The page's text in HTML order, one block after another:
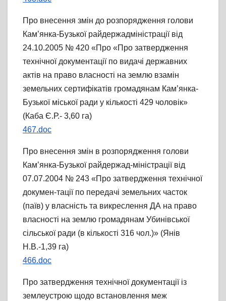
Про внесення змін до розпорядження голови
Кам’янка-Бузької райдержадміністрації від
24.10.2005 № 420 «Про «Про затвердження
технічної документації по видачі державних
актів на право власності на землю взамін
земельних сертифікатів громадянам Кам’янка-
Бузької міської ради у кількості 429 чоловік»
(Каба Є.Р.- 3,60 га)
467.doc
Про внесення змін в розпорядження голови
Кам’янка-Бузької райдержад-міністрації від
07.07.2004 № 243 «Про затвердження технічної
докумен-тації по передачі земельних часток
(паїв) у власність та викреслення ДА на право
власності на землю громадянам Убинівської
сільської ради (в кількості 316 чол.)» (Янів
Н.В.-1,39 га)
466.doc
Про затвердження технічної документації із
землеустрою щодо встановлення меж